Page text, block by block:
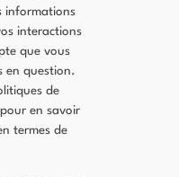
informations
interactions
que vous
en question.
de
en savoir
termes de